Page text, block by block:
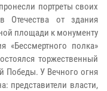
портреты своих
Отечества от здания
площади к монументу
«Бессмертного полка»
торжественный
Победы. У Вечного огня
представители власти,